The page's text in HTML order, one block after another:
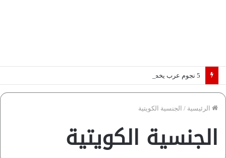
الرئيسية / الجنسية الكويتية
الجنسية الكويتية